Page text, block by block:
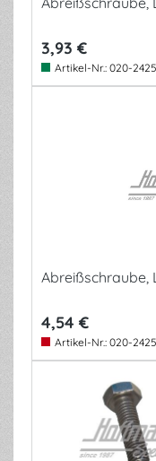
3,93 €
Artikel-Nr.: 020-
Abreißschraube,
4,54 €
Artikel-Nr.: 020-